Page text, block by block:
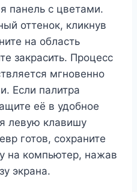
панель с цветами.
оттенок, кликнув
на область
закрасить. Процесс
мгновенно
Если палитра
её в удобное
левую клавишу
готов, сохраните
на компьютер, нажав
экрана.